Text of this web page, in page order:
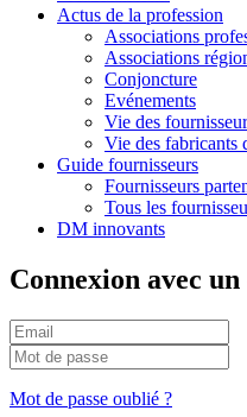
Actus de la profession
Associations
Associations
Conjoncture
Evénements
Vie des
Vie des fabricants
Guide fournisseurs
Fournisseurs
Tous les
DM innovants
Connexion avec
Mot de passe oublié ?